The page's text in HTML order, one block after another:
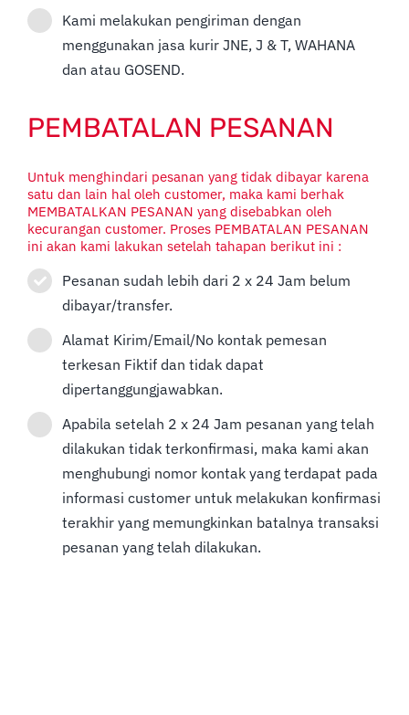
Kami melakukan pengiriman dengan
menggunakan jasa kurir JNE, J & T, WAHANA
dan atau GOSEND.
PEMBATALAN PESANAN
Untuk menghindari pesanan yang tidak dibayar karena
satu dan lain hal oleh customer, maka kami berhak
MEMBATALKAN PESANAN yang disebabkan oleh
kecurangan customer. Proses PEMBATALAN PESANAN
ini akan kami lakukan setelah tahapan berikut ini :
Pesanan sudah lebih dari 2 x 24 Jam belum
dibayar/transfer.
Alamat Kirim/Email/No kontak pemesan
terkesan Fiktif dan tidak dapat
dipertanggungjawabkan.
Apabila setelah 2 x 24 Jam pesanan yang telah
dilakukan tidak terkonfirmasi, maka kami akan
menghubungi nomor kontak yang terdapat pada
informasi customer untuk melakukan konfirmasi
terakhir yang memungkinkan batalnya transaksi
pesanan yang telah dilakukan.